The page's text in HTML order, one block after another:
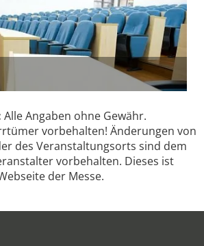
Alle Angaben ohne Gewähr.
vorbehalten! Änderungen von
des Veranstaltungsorts sind dem
vorbehalten. Dieses ist
der Messe.